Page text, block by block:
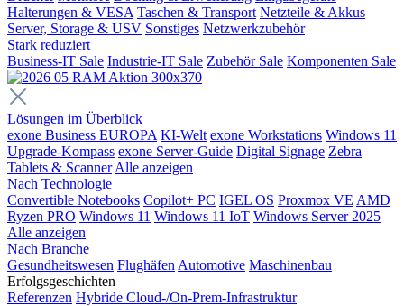
Halterungen & VESA Taschen & Transport Netzteile & Akkus
Server, Storage & USV Sonstiges Netzwerkzubehör
Stark reduziert
Business-IT Sale Industrie-IT Sale Zubehör Sale Komponenten Sale
Lösungen im Überblick
exone Business EUROPA KI-Welt exone Workstations Windows 11
Upgrade-Kompass exone Server-Guide Digital Signage Zebra
Tablets & Scanner Alle anzeigen
Nach Technologie
Convertible Notebooks Copilot+ PC IGEL OS Proxmox VE AMD
Ryzen PRO Windows 11 Windows 11 IoT Windows Server 2025
Alle anzeigen
Nach Branche
Gesundheitswesen Flughäfen Automotive Maschinenbau
Erfolgsgeschichten
Referenzen Hybride Cloud-/On-Prem-Infrastruktur